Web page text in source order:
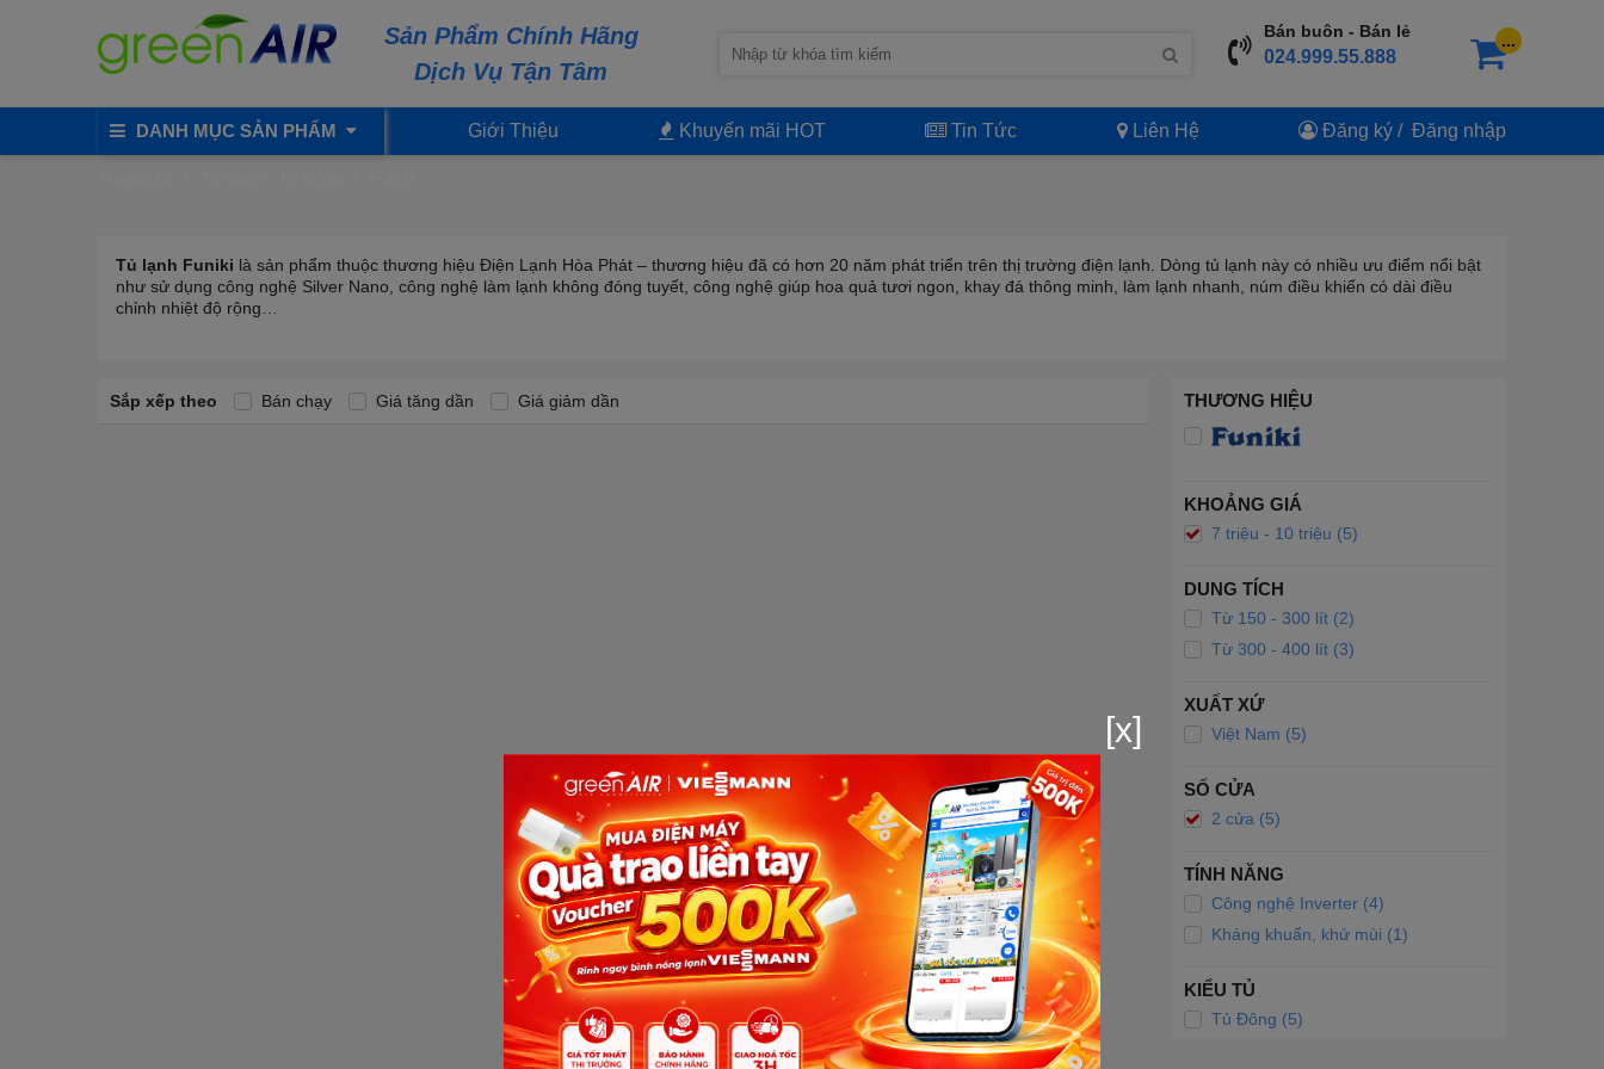
Sản Phẩm Chính Hãng
Dịch Vụ Tận Tâm
Bán buôn - Bán lẻ
024.999.55.888
...
DANH MỤC SẢN PHẨM Giới Thiệu Khuyến mãi HOT Tin Tức Liên Hệ Đăng ký / Đăng nhập
Tủ lạnh Funiki là sản phẩm thuộc thương hiệu Điện Lạnh Hòa Phát – thương hiệu đã có hơn 20 năm phát triển trên thị trường điện lạnh. Dòng tủ lạnh này có nhiều ưu điểm nổi bật
như sử dụng công nghệ Silver Nano, công nghệ làm lạnh không đóng tuyết, công nghệ giúp hoa quả tươi ngon, khay đá thông minh, làm lạnh nhanh, núm điều khiển có dài điều
chỉnh nhiệt độ rộng…
Sắp xếp theo Bán chạy Giá tăng dần Giá giảm dần THƯƠNG HIỆU
KHOẢNG GIÁ
7 triệu - 10 triệu (5)
DUNG TÍCH
Từ 150 - 300 lít (2)
Từ 300 - 400 lít (3)
XUẤT XỨ
Việt Nam (5)
SỐ CỬA
2 cửa (5)
TÍNH NĂNG
Công nghệ Inverter (4)
Kháng khuẩn, khử mùi (1)
KIỂU TỦ
Tủ Đông (5)
[x]